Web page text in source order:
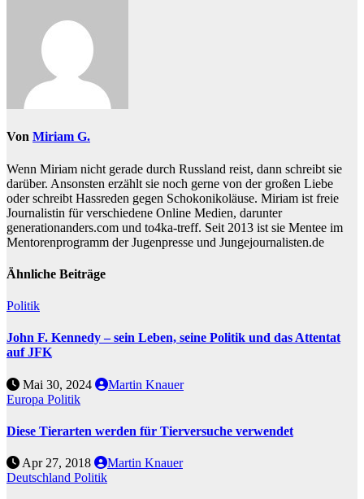
Von Miriam G.
Wenn Miriam nicht gerade durch Russland reist, dann schreibt sie
darüber. Ansonsten erzählt sie noch gerne von der großen Liebe
oder schreibt Hassreden gegen Schokonikoläuse. Miriam ist freie
Journalistin für verschiedene Online Medien, darunter
generationanders.com und to4ka-treff. Seit 2013 ist sie Mentee im
Mentorenprogramm der Jugenpresse und Jungejournalisten.de
Ähnliche Beiträge
Politik
John F. Kennedy – sein Leben, seine Politik und das Attentat
auf JFK
Mai 30, 2024
Martin Knauer
Europa Politik
Diese Tierarten werden für Tierversuche verwendet
Apr 27, 2018
Martin Knauer
Deutschland Politik